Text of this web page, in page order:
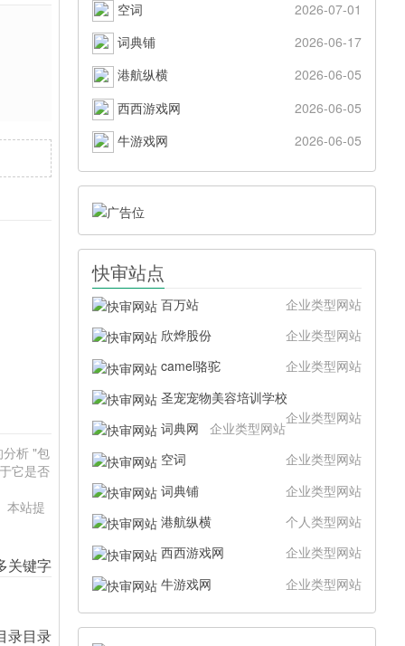
析 "包
它是否
本站提
空词
2026-07-01
词典铺
2026-06-17
港航纵横
2026-06-05
西西游戏网
2026-06-05
牛游戏网
2026-06-05
快审站点
百万站
企业类型网站
欣烨股份
企业类型网站
camel骆驼
企业类型网站
圣宠宠物美容培训学校
企业类型网站
词典网
企业类型网站
空词
企业类型网站
词典铺
企业类型网站
港航纵横
个人类型网站
西西游戏网
企业类型网站
牛游戏网
企业类型网站